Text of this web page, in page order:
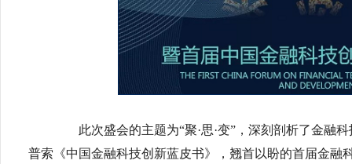
此次盛会的主题为“聚·思·变”，深刻剖析了金融
普索《中国金融科技创新蓝皮书》，翘首以盼的首届金融